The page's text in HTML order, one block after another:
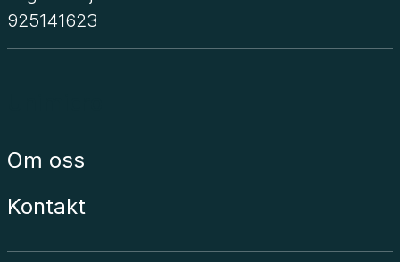
925141623
Om oss
Kontakt